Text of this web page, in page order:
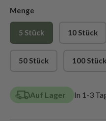
Menge
5 Stück 10 Stück
50 Stück 100 Stück
Auf Lager In 1-3